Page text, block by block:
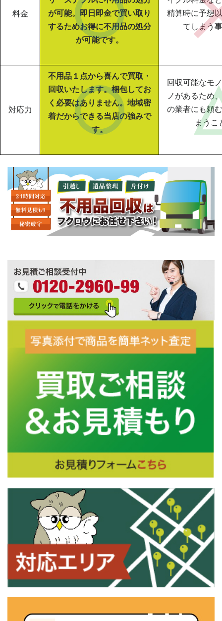
料金
が可能。即日即金で買い取り
するためお得に不用品の処分
が可能です。
精算時に予想
てしまう
対応力
不用品１点から喜んで買取・
回収いたします。梱包してお
く必要はありません。地域密
着だからできる当店の強みで
す。
回収可能なモ
ノがあるため
の業者にも頼
まうこ